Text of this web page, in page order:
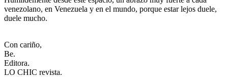
venezolano, en Venezuela y en el mundo, porque estar lejos duele,
duele mucho.
Con cariño,
Be.
Editora.
LO CHIC revista.